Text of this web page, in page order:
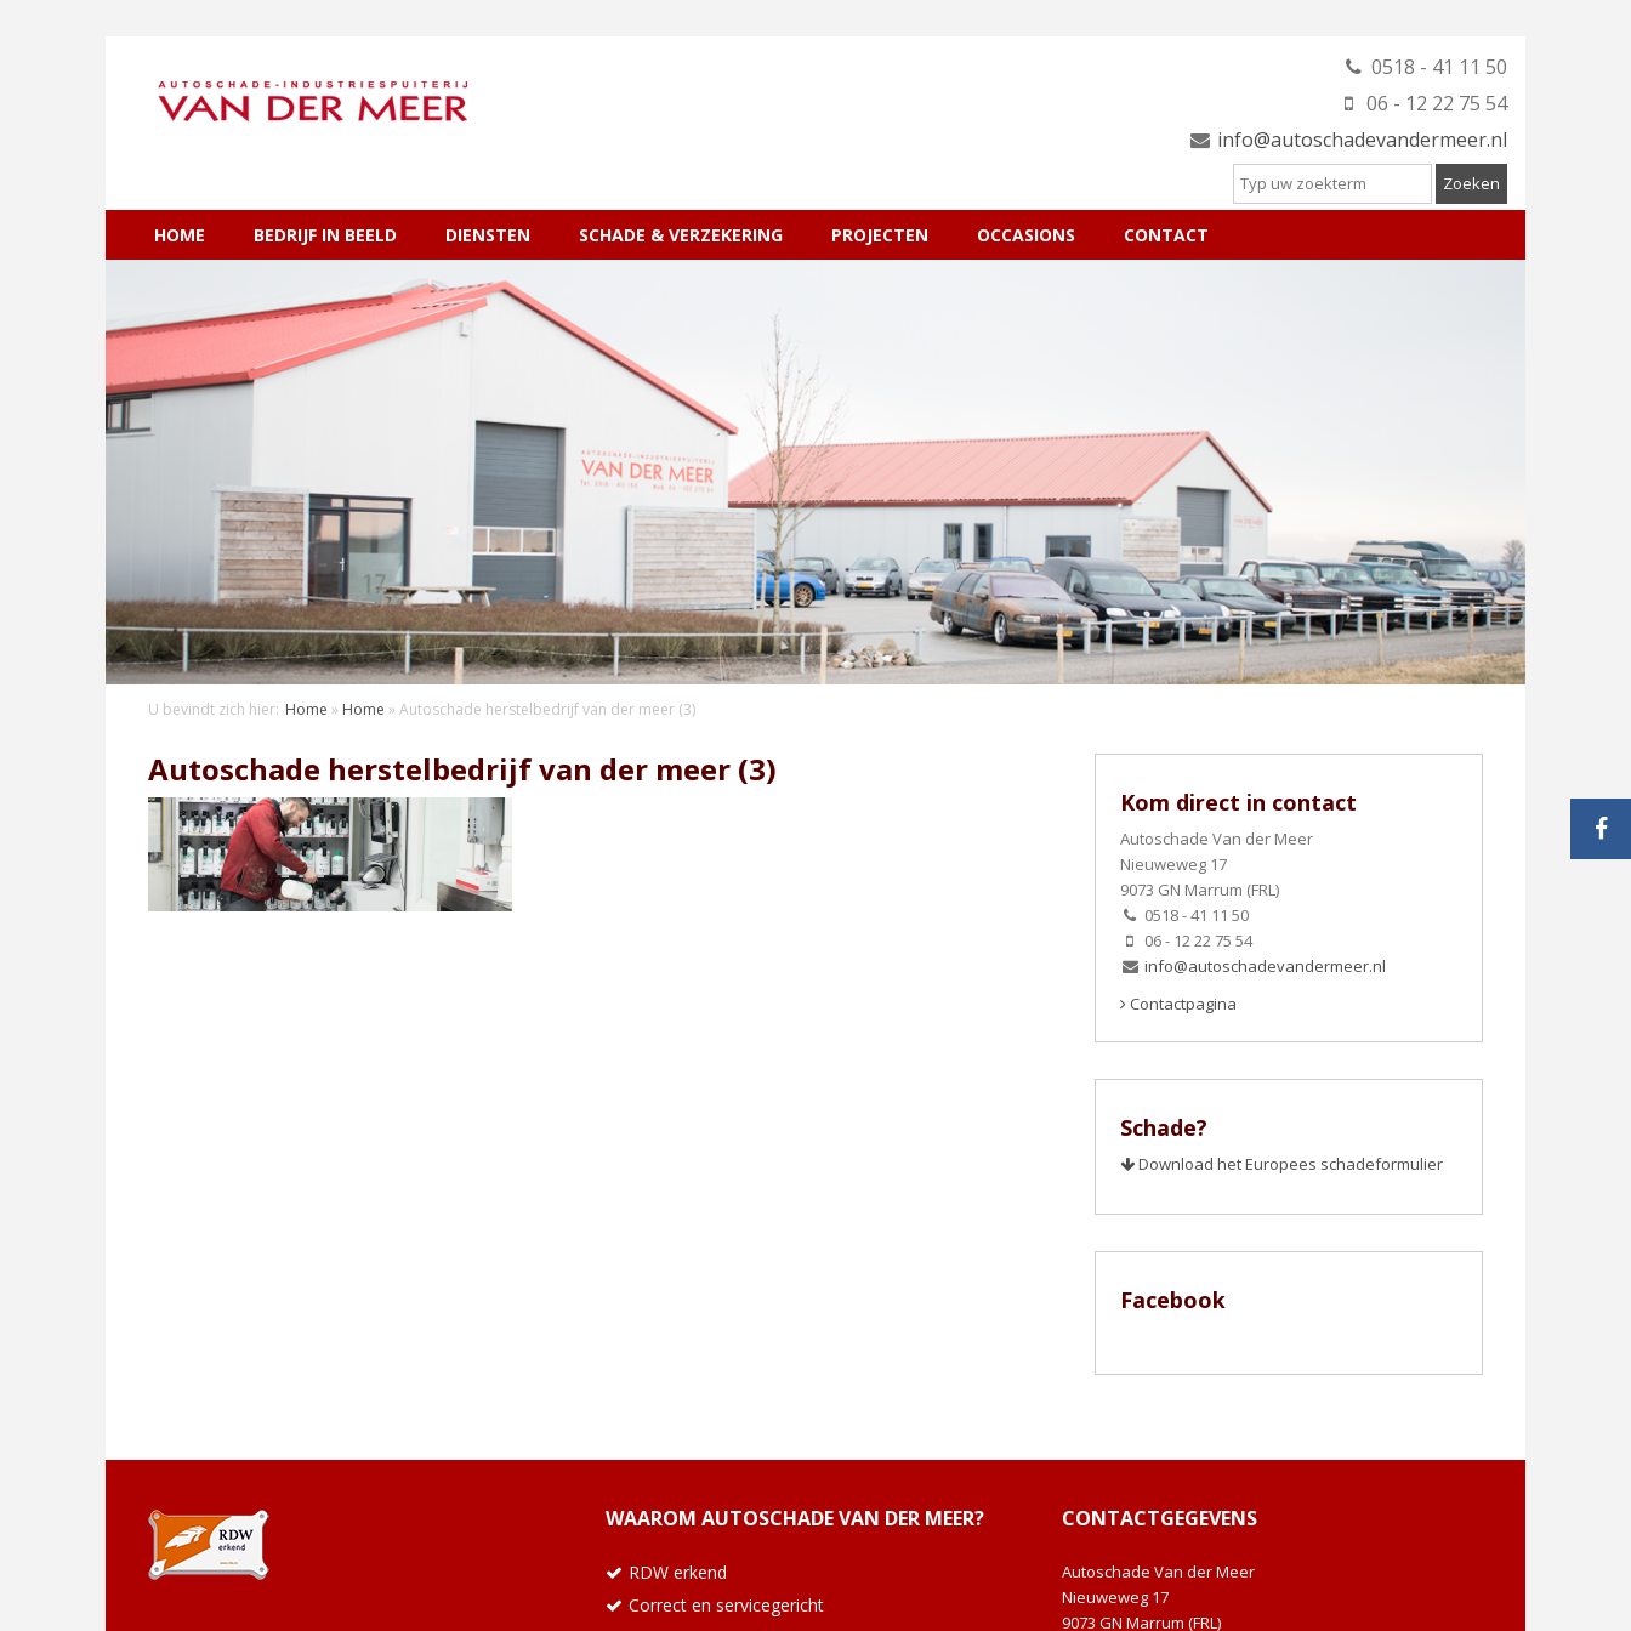
0518 - 41 11 50
06 - 12 22 75 54
info@autoschadevandermeer.nl
HOME BEDRIJF IN BEELD DIENSTEN SCHADE & VERZEKERING PROJECTEN OCCASIONS CONTACT
U bevindt zich hier: Home » Home » Autoschade herstelbedrijf van der meer (3)
Autoschade herstelbedrijf van der meer (3)
Kom direct in contact
Autoschade Van der Meer
Nieuweweg 17
9073 GN Marrum (FRL)
0518 - 41 11 50
06 - 12 22 75 54
info@autoschadevandermeer.nl
Contactpagina
Schade?
Download het Europees schadeformulier
Facebook
WAAROM AUTOSCHADE VAN DER MEER?
RDW erkend
Correct en servicegericht
CONTACTGEGEVENS
Autoschade Van der Meer
Nieuweweg 17
9073 GN Marrum (FRL)